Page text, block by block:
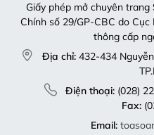
Giấy phép mở chuyên trang
Chính số 29/GP-CBC do
thông cấp
Địa chỉ: 432-434
Điện thoại:(028)
Fax:
Email: